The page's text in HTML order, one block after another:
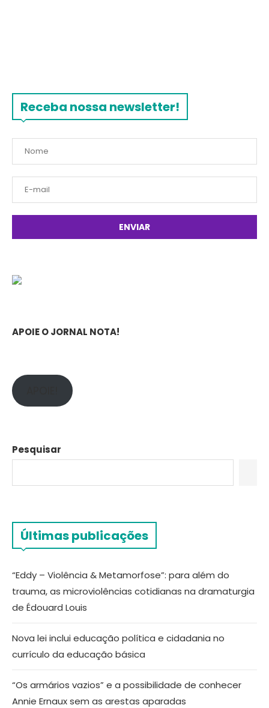
Receba nossa newsletter!
APOIE O JORNAL NOTA!
Pesquisar
Últimas publicações
“Eddy – Violência & Metamorfose”: para além do
trauma, as microviolências cotidianas na dramaturgia
de Édouard Louis
Nova lei inclui educação política e cidadania no
currículo da educação básica
“Os armários vazios” e a possibilidade de conhecer
Annie Ernaux sem as arestas aparadas